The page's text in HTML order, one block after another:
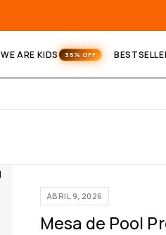
WE ARE KIDS
ABRIL 9, 2026
Mesa de Pool